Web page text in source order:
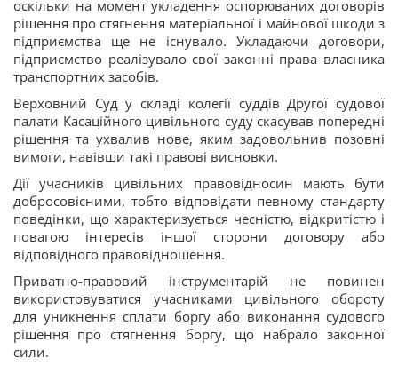
оскільки на момент укладення оспорюваних договорів
рішення про стягнення матеріальної і майнової шкоди з
підприємства ще не існувало. Укладаючи договори,
підприємство реалізувало свої законні права власника
транспортних засобів.
Верховний Суд у складі колегії суддів Другої судової
палати Касаційного цивільного суду скасував попередні
рішення та ухвалив нове, яким задовольнив позовні
вимоги, навівши такі правові висновки.
Дії учасників цивільних правовідносин мають бути
добросовісними, тобто відповідати певному стандарту
поведінки, що характеризується чесністю, відкритістю і
повагою інтересів іншої сторони договору або
відповідного правовідношення.
Приватно-правовий інструментарій не повинен
використовуватися учасниками цивільного обороту
для уникнення сплати боргу або виконання судового
рішення про стягнення боргу, що набрало законної
сили.